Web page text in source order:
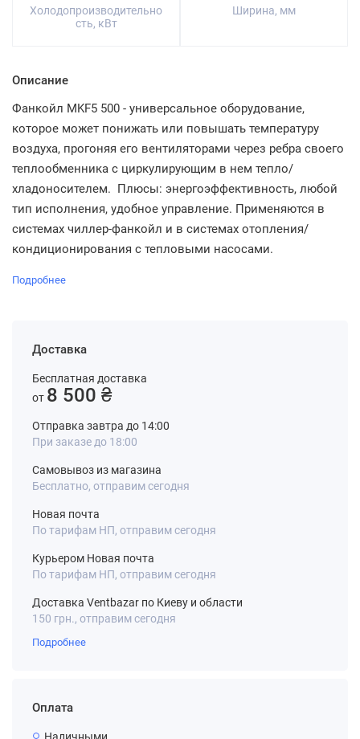
Холодопроизводительно
сть, кВт
Ширина, мм
Описание
Фанкойл MKF5 500 - универсальное оборудование,
которое может понижать или повышать температуру
воздуха, прогоняя его вентиляторами через ребра своего
теплообменника с циркулирующим в нем тепло/
хладоносителем. Плюсы: энергоэффективность, любой
тип исполнения, удобное управление. Применяются в
системах чиллер-фанкойл и в системах отопления/
кондиционирования с тепловыми насосами.
Подробнее
Доставка
Бесплатная доставка
от 8 500 ₴
Отправка завтра до 14:00
При заказе до 18:00
Самовывоз из магазина
Бесплатно, отправим сегодня
Новая почта
По тарифам НП, отправим сегодня
Курьером Новая почта
По тарифам НП, отправим сегодня
Доставка Ventbazar по Киеву и области
150 грн., отправим сегодня
Подробнее
Оплата